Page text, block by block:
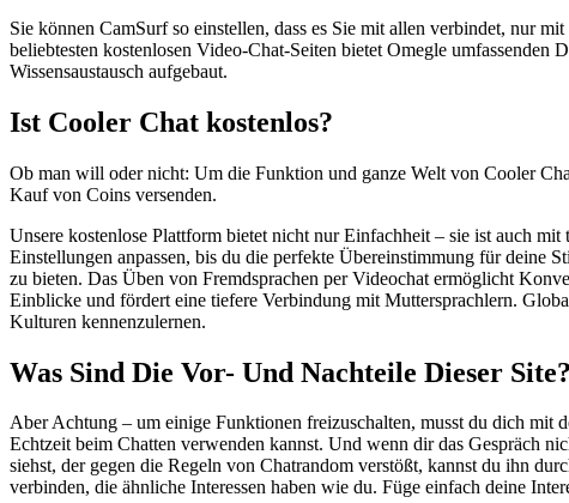
Sie können CamSurf so einstellen, dass es Sie mit allen verbindet, nur
beliebtesten kostenlosen Video-Chat-Seiten bietet Omegle
Wissensaustausch aufgebaut.
Ist Cooler Chat kostenlos?
Ob man will oder nicht: Um die Funktion und ganze Welt von Cooler
Kauf von Coins versenden.
Unsere kostenlose Plattform bietet nicht nur Einfachheit – sie ist auch
Einstellungen anpassen, bis du die perfekte Übereinstimmung für deine
zu bieten. Das Üben von Fremdsprachen per Videochat ermöglicht
Einblicke und fördert eine tiefere Verbindung mit Muttersprachlern.
Kulturen kennenzulernen.
Was Sind Die Vor- Und Nachteile Dieser Site?
Aber Achtung – um einige Funktionen freizuschalten, musst du dich mit
Echtzeit beim Chatten verwenden kannst. Und wenn dir das Gespräch
siehst, der gegen die Regeln von Chatrandom verstößt, kannst du ihn
verbinden, die ähnliche Interessen haben wie du. Füge einfach deine